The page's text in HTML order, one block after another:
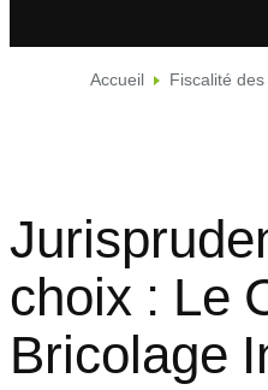
Accueil Fiscalité
choix : Le
Bricolage